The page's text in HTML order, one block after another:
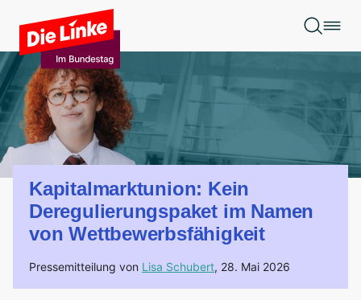
Zum Hauptinhalt springen
Kapitalmarktunion: Kein
Deregulierungspaket im Namen
von Wettbewerbsfähigkeit
Pressemitteilung von Lisa Schubert, 28. Mai 2026